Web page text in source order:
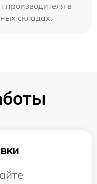
производителя в
складах.